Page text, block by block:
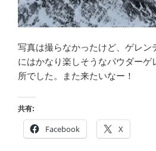
写真は撮らなかったけど、ゲレン
にはかなり楽しそうなパウダーゲ
所でした。また来たいなー！
共有:
Facebook X